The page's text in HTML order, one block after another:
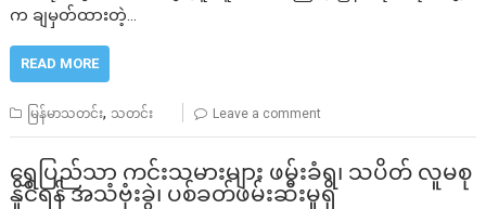
က ချမှတ်ထားတဲ့…
READ MORE
မြန်မာသတင်း, သတင်း Leave a comment
ရွှေပြည်သာ ကင်းသမားများ ဖမ်းခံရ၊ သပိတ် လူမစု
နိူင်ရန် အသံဗုံးခွဲ၊ ပစ်ခတ်ဖမ်းဆီးမှုရှိ